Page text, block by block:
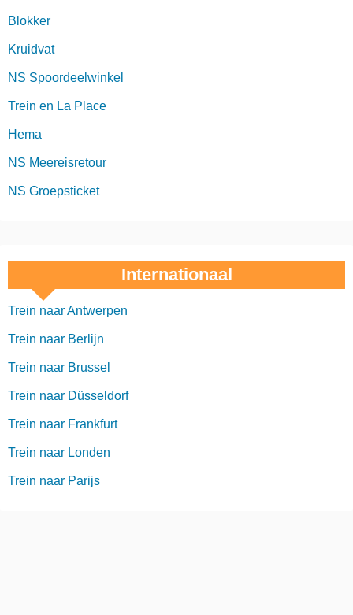
Blokker
Kruidvat
NS Spoordeelwinkel
Trein en La Place
Hema
NS Meereisretour
NS Groepsticket
Internationaal
Trein naar Antwerpen
Trein naar Berlijn
Trein naar Brussel
Trein naar Düsseldorf
Trein naar Frankfurt
Trein naar Londen
Trein naar Parijs